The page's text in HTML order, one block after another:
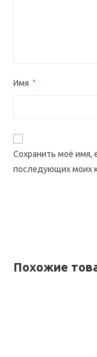
Имя *
Сохранить моё имя,
последующих моих
Похожие